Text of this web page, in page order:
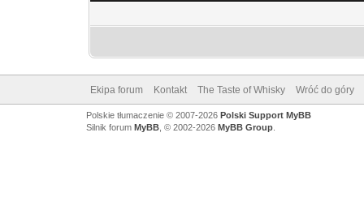
Ekipa forum Kontakt The Taste of Whisky Wróć do góry
Polskie tłumaczenie © 2007-2026 Polski Support MyBB
Silnik forum MyBB, © 2002-2026 MyBB Group.